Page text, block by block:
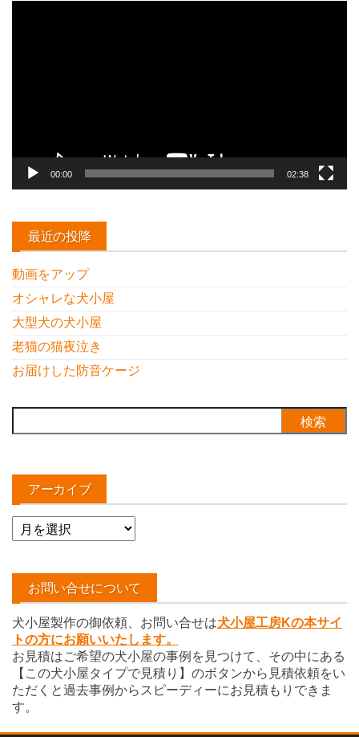
00:00 02:38
最近の投降
動画をアップ
オシャレな犬小屋
大型犬の犬小屋
老猫の猫夜泣き
お届けした防音ケージ
索:
アーカイブ
ア
ー
イ
お問い合せについて
犬小屋製作の御依頼、お問い合せは犬小屋工房Kの本サイ
トの方にお願いいたします。
お見積はご希望の犬小屋の事例を見つけて、その中にある
【この犬小屋タイプで見積り】のボタンから見積依頼をい
ただくと過去事例からスピーディーにお見積もりできま
す。